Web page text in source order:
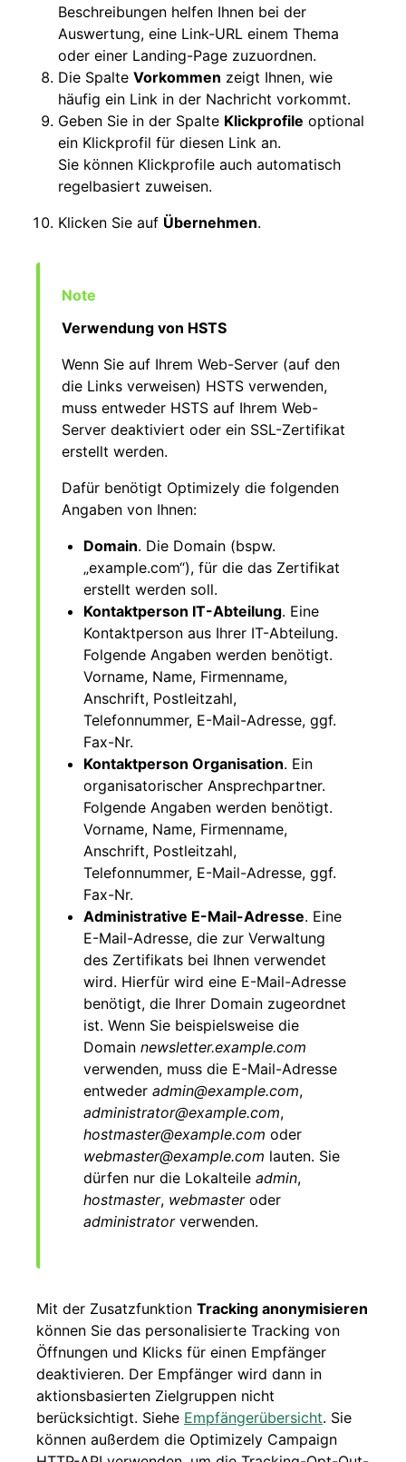
Beschreibungen helfen Ihnen bei der
Auswertung, eine Link-URL einem Thema
oder einer Landing-Page zuzuordnen.
Die Spalte Vorkommen zeigt Ihnen, wie
häufig ein Link in der Nachricht vorkommt.
Geben Sie in der Spalte Klickprofile optional
ein Klickprofil für diesen Link an.
Sie können Klickprofile auch automatisch
regelbasiert zuweisen.
Klicken Sie auf Übernehmen.
Verwendung von HSTS
Wenn Sie auf Ihrem Web-Server (auf den
die Links verweisen) HSTS verwenden,
muss entweder HSTS auf Ihrem Web-
Server deaktiviert oder ein SSL-Zertifikat
erstellt werden.
Dafür benötigt Optimizely die folgenden
Angaben von Ihnen:
Domain. Die Domain (bspw.
„example.com“), für die das Zertifikat
erstellt werden soll.
Kontaktperson IT-Abteilung. Eine
Kontaktperson aus Ihrer IT-Abteilung.
Folgende Angaben werden benötigt.
Vorname, Name, Firmenname,
Anschrift, Postleitzahl,
Telefonnummer, E-Mail-Adresse, ggf.
Fax-Nr.
Kontaktperson Organisation. Ein
organisatorischer Ansprechpartner.
Folgende Angaben werden benötigt.
Vorname, Name, Firmenname,
Anschrift, Postleitzahl,
Telefonnummer, E-Mail-Adresse, ggf.
Fax-Nr.
Administrative E-Mail-Adresse. Eine
E-Mail-Adresse, die zur Verwaltung
des Zertifikats bei Ihnen verwendet
wird. Hierfür wird eine E-Mail-Adresse
benötigt, die Ihrer Domain zugeordnet
ist. Wenn Sie beispielsweise die
Domain newsletter.example.com
verwenden, muss die E-Mail-Adresse
entweder admin@example.com,
administrator@example.com,
hostmaster@example.com oder
webmaster@example.com lauten. Sie
dürfen nur die Lokalteile admin,
hostmaster, webmasteroder
administratorverwenden.
Mit der Zusatzfunktion Tracking anonymisieren
können Sie das personalisierte Tracking von
Öffnungen und Klicks für einen Empfänger
deaktivieren. Der Empfänger wird dann in
aktionsbasierten Zielgruppen nicht
berücksichtigt. Siehe Empfängerübersicht. Sie
können außerdem die Optimizely Campaign